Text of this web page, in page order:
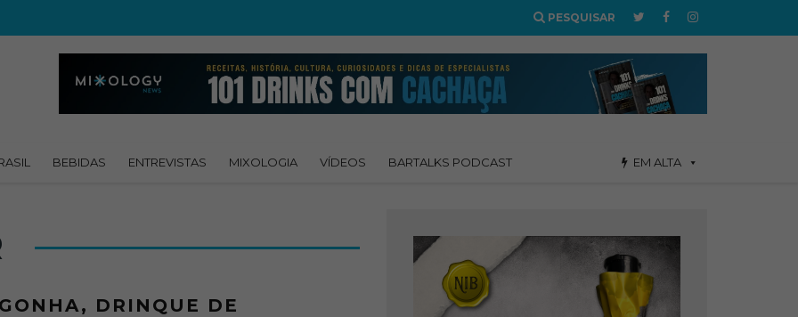
PESQUISAR
BEBIDAS ENTREVISTAS MIXOLOGIA VÍDEOS BARTALKS PODCAST EM ALTA
DRINQUE DE